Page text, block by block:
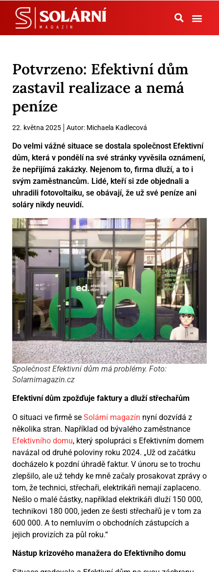
Potvrzeno: Efektivní dům
zastavil realizace a nemá
peníze
22. května 2025 Autor: Michaela Kadlecová
Do velmi vážné situace se dostala společnost Efektivní
dům, která v pondělí na své stránky vyvěsila oznámení,
že nepřijímá zakázky. Nejenom to, firma dluží, a to i
svým zaměstnancům. Lidé, kteří si zde objednali a
uhradili fotovoltaiku, se obávají, že už své peníze ani
soláry nikdy neuvidí.
Společnost Efektivní dům má problémy. Foto:
Solarnimagazin.cz
Efektivní dům zpožďuje faktury a dluží střechařům
O situaci ve firmě se Solární magazín nyní dozvídá z
několika stran. Například od bývalého zaměstnance
Efektivního domu, který spolupráci s Efektivním domem
navázal od druhé poloviny roku 2024. „Už od začátku
docházelo k pozdní úhradě faktur. V únoru se to trochu
zlepšilo, ale už tehdy ke mně začaly prosakovat zprávy o
tom, že technici, střechaři, elektrikáři nemají zaplaceno.
Nešlo o malé částky, například elektrikáři dluží 150 000,
technikovi 180 000, jeden ze šesti střechařů je v tom za
600 000. A to nemluvím o obchodních zástupcích a
jejich provizích za půl roku.“
Nástup krizového manažera do Efektivního domu